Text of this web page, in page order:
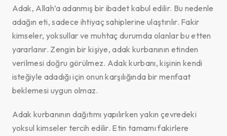
Adak, Allah’a adanmış bir ibadet kabul edilir. Bu nedenle
adağın eti, sadece ihtiyaç sahiplerine ulaştırılır. Fakir
kimseler, yoksullar ve muhtaç durumda olanlar bu etten
yararlanır. Zengin bir kişiye, adak kurbanının etinden
verilmesi doğru görülmez. Adak kurbanı, kişinin kendi
isteğiyle adadığı için onun karşılığında bir menfaat
beklemesi uygun olmaz.
Adak kurbanının dağıtımı yapılırken yakın çevredeki
yoksul kimseler tercih edilir. Etin tamamı fakirlere